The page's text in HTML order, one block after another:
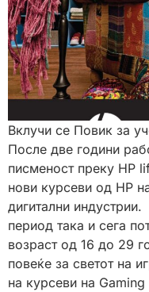
Вклучи се Повик за
После две години
писменост преку HP
нови курсеви од HP
дигитални
период така и сега
возраст од 16 до 29
повеќе за светот на
на курсеви на